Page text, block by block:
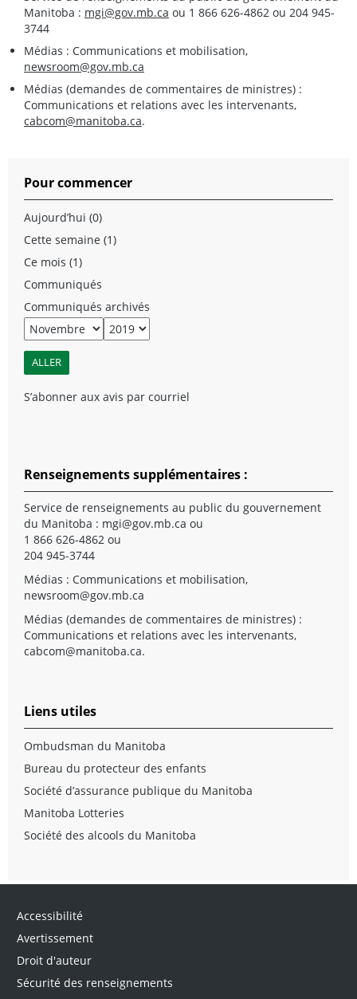
Manitoba : mgi@gov.mb.ca ou 1 866 626-4862 ou 204 945-
3744
Médias : Communications et mobilisation,
newsroom@gov.mb.ca
Médias (demandes de commentaires de ministres) :
Communications et relations avec les intervenants,
cabcom@manitoba.ca.
Pour commencer
Aujourd’hui (0)
Cette semaine (1)
Ce mois (1)
Communiqués
Communiqués archivés
S’abonner aux avis par courriel
Renseignements supplémentaires :
Service de renseignements au public du gouvernement
du Manitoba : mgi@gov.mb.ca ou
1 866 626-4862 ou
204 945-3744
Médias : Communications et mobilisation,
newsroom@gov.mb.ca
Médias (demandes de commentaires de ministres) :
Communications et relations avec les intervenants,
cabcom@manitoba.ca.
Liens utiles
Ombudsman du Manitoba
Bureau du protecteur des enfants
Société d’assurance publique du Manitoba
Manitoba Lotteries
Société des alcools du Manitoba
Accessibilité
Avertissement
Droit d'auteur
Sécurité des renseignements